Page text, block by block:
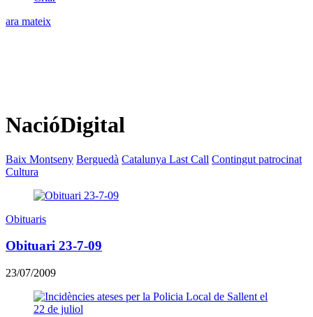
ara mateix
NacióDigital
Baix Montseny Berguedà Catalunya Last Call Contingut patrocinat
Cultura
Obituaris
Obituari 23-7-09
23/07/2009